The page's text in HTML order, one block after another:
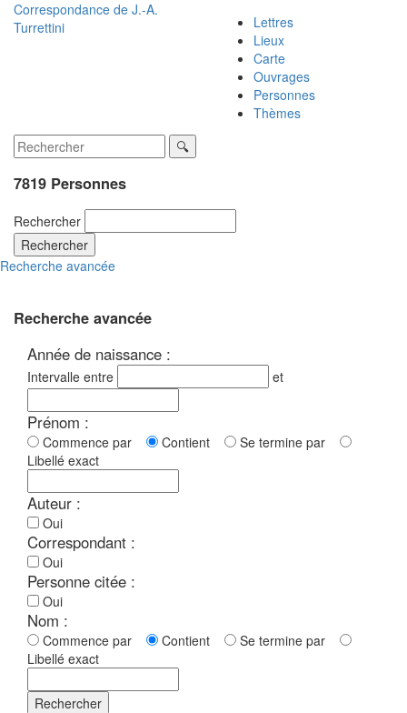
Correspondance de J.-A.
Turrettini
Lettres
Lieux
Carte
Ouvrages
Personnes
Thèmes
7819 Personnes
Rechercher
Rechercher
Recherche avancée
Recherche avancée
Année de naissance :
Intervalle entre et
Prénom :
Commence par Contient
Se termine par
Libellé exact
Auteur :
Oui
Correspondant :
Oui
Personne citée :
Oui
Nom :
Commence par Contient
Se termine par
Libellé exact
Rechercher